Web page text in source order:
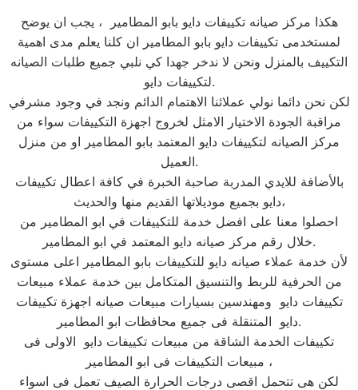
هكذا مركز صيانه تكييفات دايو بابو المطامير ، يجب ان يوضح
لمستخدمى تكييفات دايو بابو المطامير ان كلنا يعلم مدى اهمية
التكييف بالمنزل ونحن لا ندخر جهدا كي نلبي جميع طلبات الصيانه
لتكييفات دايو.
لكن نحن دائما نولي عملائنا الاهتمام الدائم ونجد في وجود مشرفي
مراقبة الجودة الاختيار الامثل لخروج اجهزة التكييفات سواء من
مركز الصيانه لتكييفات دايو المعتمد بابو المطامير او من منزل
العميل.
بالأضافة للايدي المدربة صاحبة الخبرة في كافة اعطال تكييفات
دايو بجميع موديلاتها القديم منها والحديث،
احصلوا معنا على افضل خدمة للتكييفات في ابو المطامير من
خلال رقم مركز صيانه دايو المعتمد في ابو المطامير.
لأن خدمة عملاء صيانه دايو للتكييفات بابو المطامير اعلى مستوى
من الحرفية للربط والتنسيق المتكامل بين خدمة عملاء مبيعات
تكييفات دايو ومهندسين بسيارات مبيعات صيانه اجهزة تكييفات
دايو المتنقلة فى جميع محافظات ابو المطامير.
تكييفات الخدمة الشاقة من مبيعات تكييفات دايو الاولى فى
مبيعات التكييفات فى ابو المطامير ،
لكن هى تتحمل اقصى درجات الحرارة الصيف تعمل فى اسواء